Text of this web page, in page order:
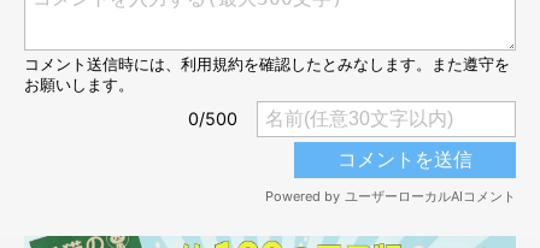
右からココちゃんが鬼の形相とスピードでログイン！ 真ん中に